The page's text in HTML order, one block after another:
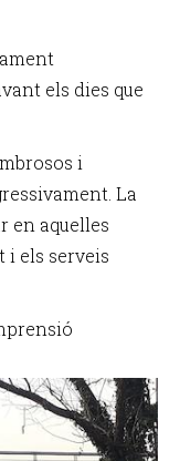
els dies que
i
La
en aquelles
i els serveis